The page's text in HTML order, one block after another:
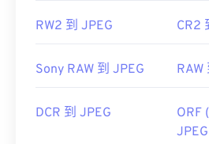
實用連結：
https://www.lifewire.com/jpg-
RW2 到 JPEG CR2
Sony RAW 到 JPEG RAW
DCR 到 JPEG
ORF
JPEG